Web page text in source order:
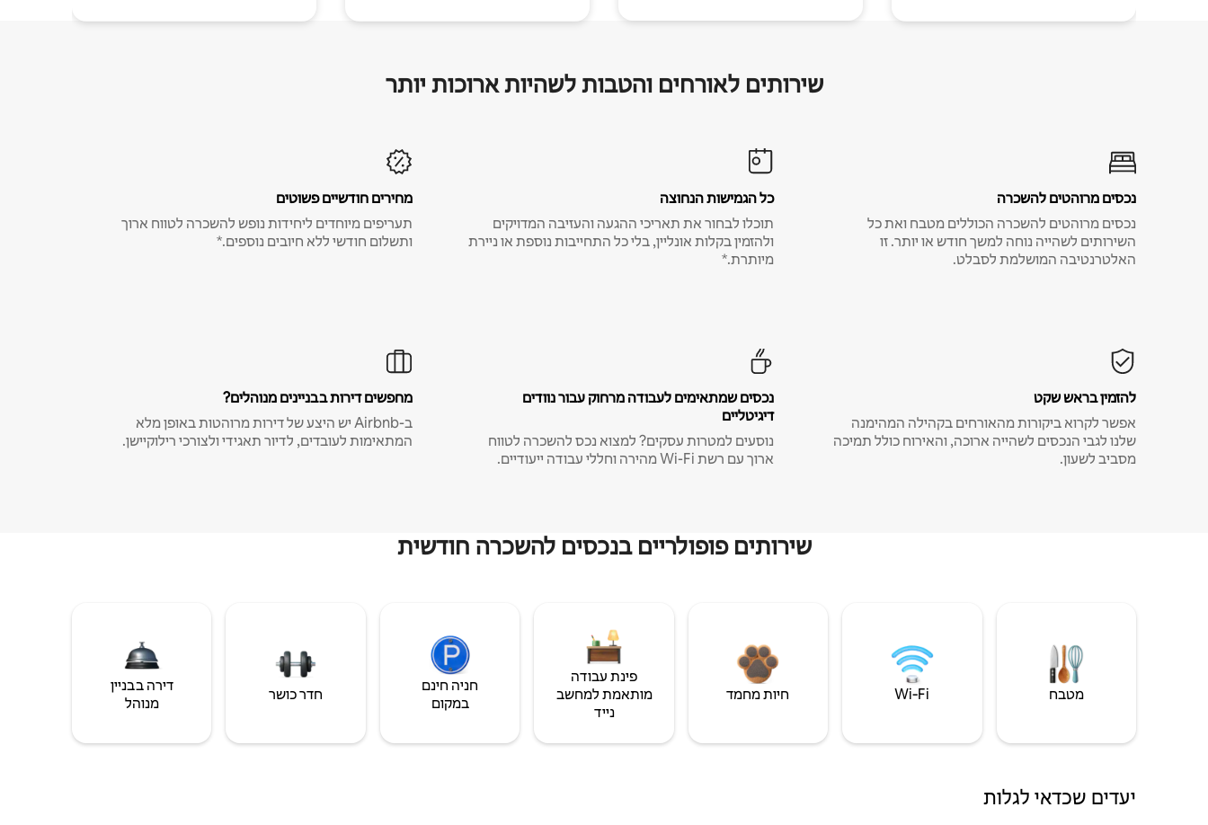
שירותים לאורחים והטבות לשהיות ארוכות יותר
נכסים מרוהטים להשכרה
נכסים מרוהטים להשכרה הכוללים מטבח ואת כל
השירותים לשהייה נוחה למשך חודש או יותר. זו
האלטרנטיבה המושלמת לסבלט.
כל הגמישות הנחוצה
תוכלו לבחור את תאריכי ההגעה והעזיבה המדויקים
ולהזמין בקלות אונליין, בלי כל התחייבות נוספת או ניירת
מיותרת.*
מחירים חודשיים פשוטים
תעריפים מיוחדים ליחידות נופש להשכרה לטווח ארוך
ותשלום חודשי ללא חיובים נוספים.*
להזמין בראש שקט
אפשר לקרוא ביקורות מהאורחים בקהילה המהימנה
שלנו לגבי הנכסים לשהייה ארוכה, והאירוח כולל תמיכה
מסביב לשעון.
נכסים שמתאימים לעבודה מרחוק עבור נוודים
דיגיטליים
נוסעים למטרות עסקים? למצוא נכס להשכרה לטווח
ארוך עם רשת Wi-Fi מהירה וחללי עבודה ייעודיים.
מחפשים דירות בבניינים מנוהלים?
ב-Airbnb יש היצע של דירות מרוהטות באופן מלא
המתאימות לעובדים, לדיור תאגידי ולצורכי רילוקיישן.
שירותים פופולריים בנכסים להשכרה חודשית
מטבח Wi‑Fi חיות מחמד
פינת עבודה
מותאמת למחשב
נייד
חניה חינם
במקום
חדר כושר
דירה בבניין
מנוהל
יעדים שכדאי לגלות